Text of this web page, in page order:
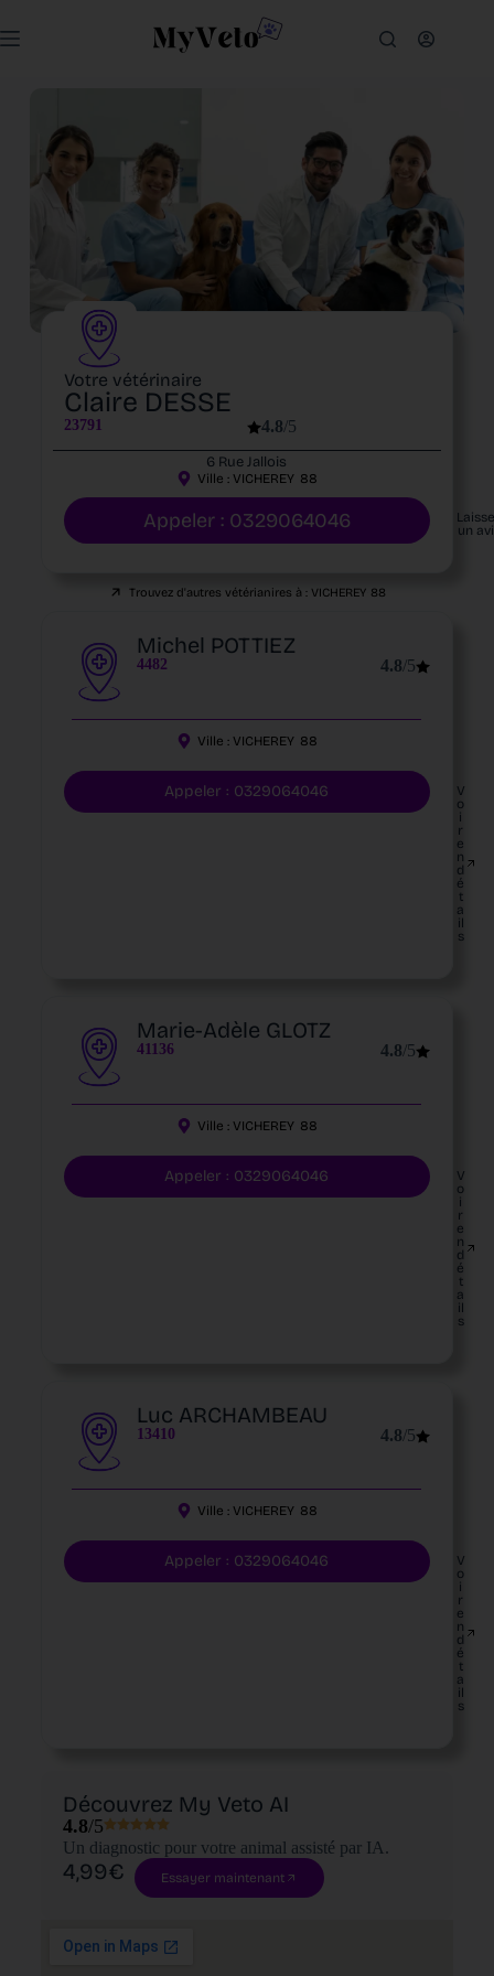
Votre vétérinaire
Claire DESSE
23791 4.8/5
6 Rue Jallois
Ville : VICHEREY 88
Appeler : 0329064046
un
Trouvez d'autres vétérianires à : VICHEREY 88
Michel POTTIEZ
4482 4.8/5
Ville : VICHEREY 88
Appeler : 0329064046
V
o
i
r
e
n
d
é
t
a
il
s
Marie-Adèle GLOTZ
41136 4.8/5
Ville : VICHEREY 88
Appeler : 0329064046
V
o
i
r
e
n
d
é
t
a
il
s
Luc ARCHAMBEAU
13410 4.8/5
Ville : VICHEREY 88
Appeler : 0329064046
V
o
i
r
e
n
d
é
t
a
il
s
Découvrez My Veto AI
4.8/5
Un diagnostic pour votre animal assisté par IA.
4,99€ Essayer maintenant